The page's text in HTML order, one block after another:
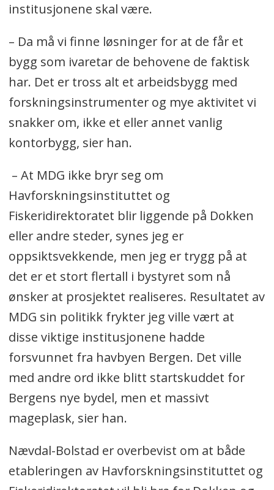
institusjonene skal være.
– Da må vi finne løsninger for at de får et
bygg som ivaretar de behovene de faktisk
har. Det er tross alt et arbeidsbygg med
forskningsinstrumenter og mye aktivitet vi
snakker om, ikke et eller annet vanlig
kontorbygg, sier han.
– At MDG ikke bryr seg om
Havforskningsinstituttet og
Fiskeridirektoratet blir liggende på Dokken
eller andre steder, synes jeg er
oppsiktsvekkende, men jeg er trygg på at
det er et stort flertall i bystyret som nå
ønsker at prosjektet realiseres. Resultatet av
MDG sin politikk frykter jeg ville vært at
disse viktige institusjonene hadde
forsvunnet fra havbyen Bergen. Det ville
med andre ord ikke blitt startskuddet for
Bergens nye bydel, men et massivt
mageplask, sier han.
Nævdal-Bolstad er overbevist om at både
etableringen av Havforskningsinstituttet og